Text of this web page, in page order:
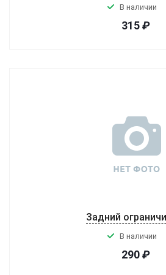
В наличии
315₽
Задний
В наличии
290₽